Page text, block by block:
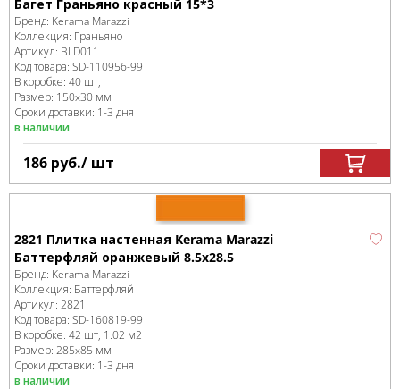
Багет Граньяно красный 15*3
Бренд: Kerama Marazzi
Коллекция: Граньяно
Артикул: BLD011
Код товара: SD-110956-99
В коробке: 40 шт,
Размер: 150x30 мм
Сроки доставки: 1-3 дня
в наличии
186 руб./ шт
2821 Плитка настенная Kerama Marazzi
Баттерфляй оранжевый 8.5х28.5
Бренд: Kerama Marazzi
Коллекция: Баттерфляй
Артикул: 2821
Код товара: SD-160819-99
В коробке: 42 шт, 1.02 м2
Размер: 285x85 мм
Сроки доставки: 1-3 дня
в наличии